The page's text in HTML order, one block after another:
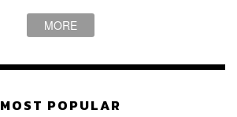
MORE
MOST POPULAR